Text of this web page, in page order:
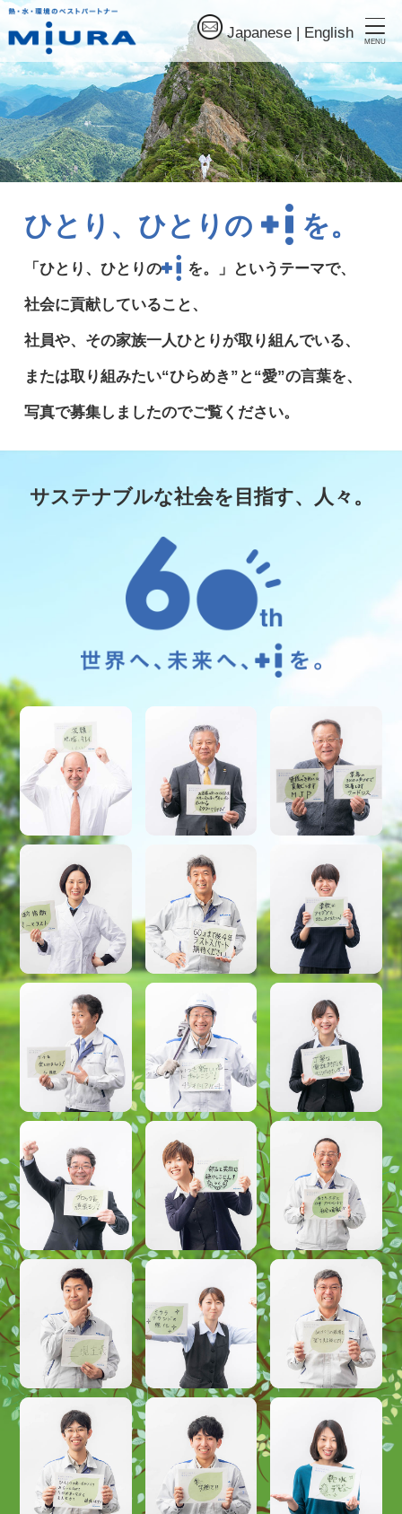
MENU
Japanese | English
ひとり、ひとりの を。
「ひとり、ひとりの を。」というテーマで、
社会に貢献していること、
社員や、その家族一人ひとりが取り組んでいる、
または取り組みたい“ひらめき”と“愛”の言葉を、
写真で募集しましたのでご覧ください。
サステナブルな社会を目指す、人々。